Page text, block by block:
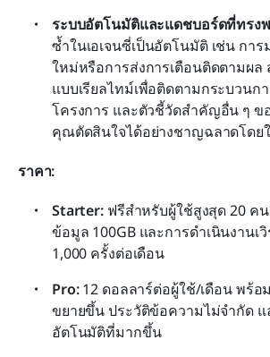
ระบบอัตโนมัติและแดชบอร์ดที่ทรง
ซ้ำในเอเจนซี่เป็นอัตโนมัติ เช่น กา
ใหม่หรือการส่งการเตือนติดตามผล
แบบเรียลไทม์เพื่อติดตามกระบวนก
โครงการ และตัวชี้วัดสำคัญอื่น ๆ ข
คุณตัดสินใจได้อย่างชาญฉลาดโดย
ราคา:
Starter: ฟรีสำหรับผู้ใช้สูงสุด 20 ค
ข้อมูล 100GB และการดำเนินงานเ
1,000 ครั้งต่อเดือน
Pro: 12 ดอลลาร์ต่อผู้ใช้/เดือน พร้
ขยายขึ้น ประวัติข้อความไม่จำกัด
อัตโนมัติที่มากขึ้น